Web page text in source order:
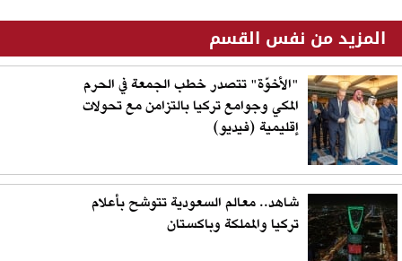
المزيد من نفس القسم
"الأخوّة" تتصدر خطب الجمعة في الحرم
المكي وجوامع تركيا بالتزامن مع تحولات
إقليمية (فيديو)
شاهد.. معالم السعودية تتوشح بأعلام
تركيا والمملكة وباكستان